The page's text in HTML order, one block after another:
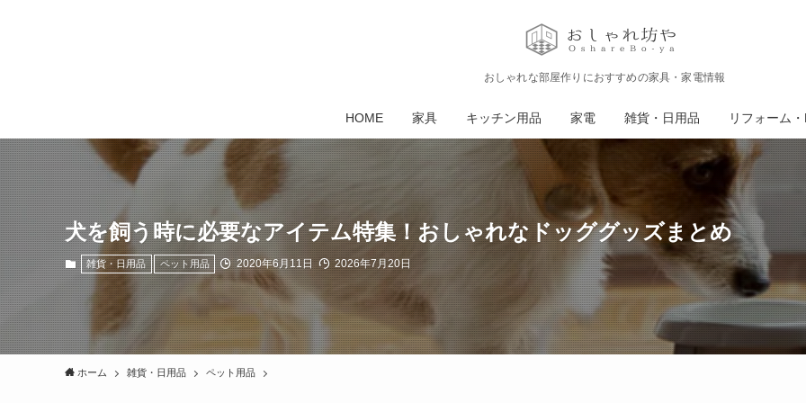
おしゃれな部屋作りにおすすめの家具・家電情報
HOME 家具 キッチン用品 家電 雑貨・日用品 リフォーム
犬を飼う時に必要なアイテム特集！おしゃれなドッググッズまとめ
雑貨・日用品 ペット用品 2020年6月11日 2026年7月20日
ホーム 雑貨・日用品 ペット用品